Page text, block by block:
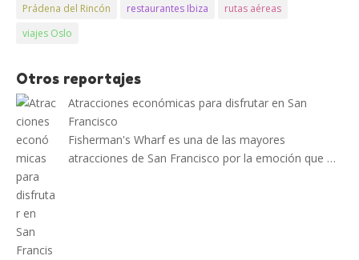
Prádena del Rincón
restaurantes Ibiza
rutas aéreas
viajes Oslo
Otros reportajes
Atracciones económicas para disfrutar en San
Francisco
Fisherman's Wharf es una de las mayores
atracciones de San Francisco por la emoción que …